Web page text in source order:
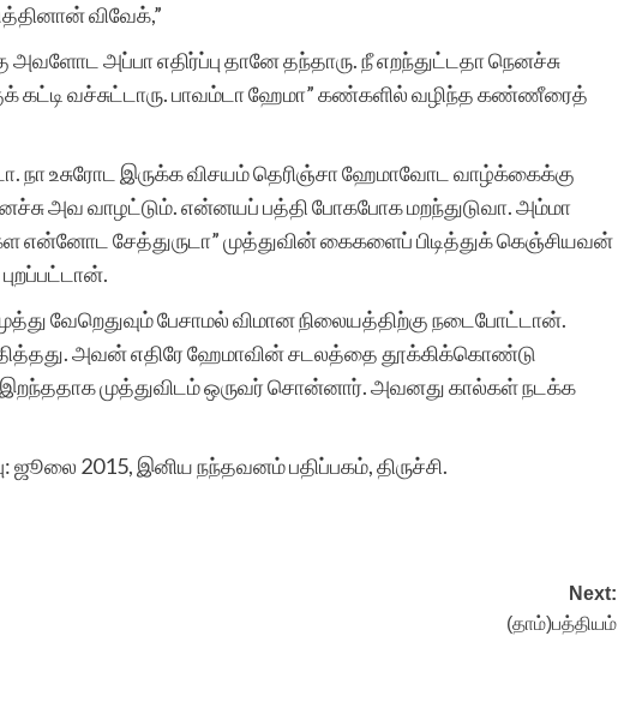
விவேக்,”
அவளோட அப்பா எதிர்ப்பு தானே தந்தாரு. நீ எறந்துட்டதா நெனச்சு
கட்டி வச்சுட்டாரு. பாவம்டா ஹேமா” கண்களில் வழிந்த கண்ணீரைத்
நா உசுரோட இருக்க விசயம் தெரிஞ்சா ஹேமாவோட வாழ்க்கைக்கு
அவ வாழட்டும். என்னயப் பத்தி போகபோக மறந்துடுவா. அம்மா
என்னோட சேத்துருடா” முத்துவின் கைகளைப் பிடித்துக் கெஞ்சியவன்
வேறெதுவும் பேசாமல் விமான நிலையத்திற்கு நடைபோட்டான்.
அவன் எதிரே ஹேமாவின் சடலத்தை தூக்கிக்கொண்டு
இறந்ததாக முத்துவிடம் ஒருவர் சொன்னார். அவனது கால்கள் நடக்க
ஜூலை 2015, இனிய நந்தவனம் பதிப்பகம், திருச்சி.
Next:
(தாம்)பத்தியம்